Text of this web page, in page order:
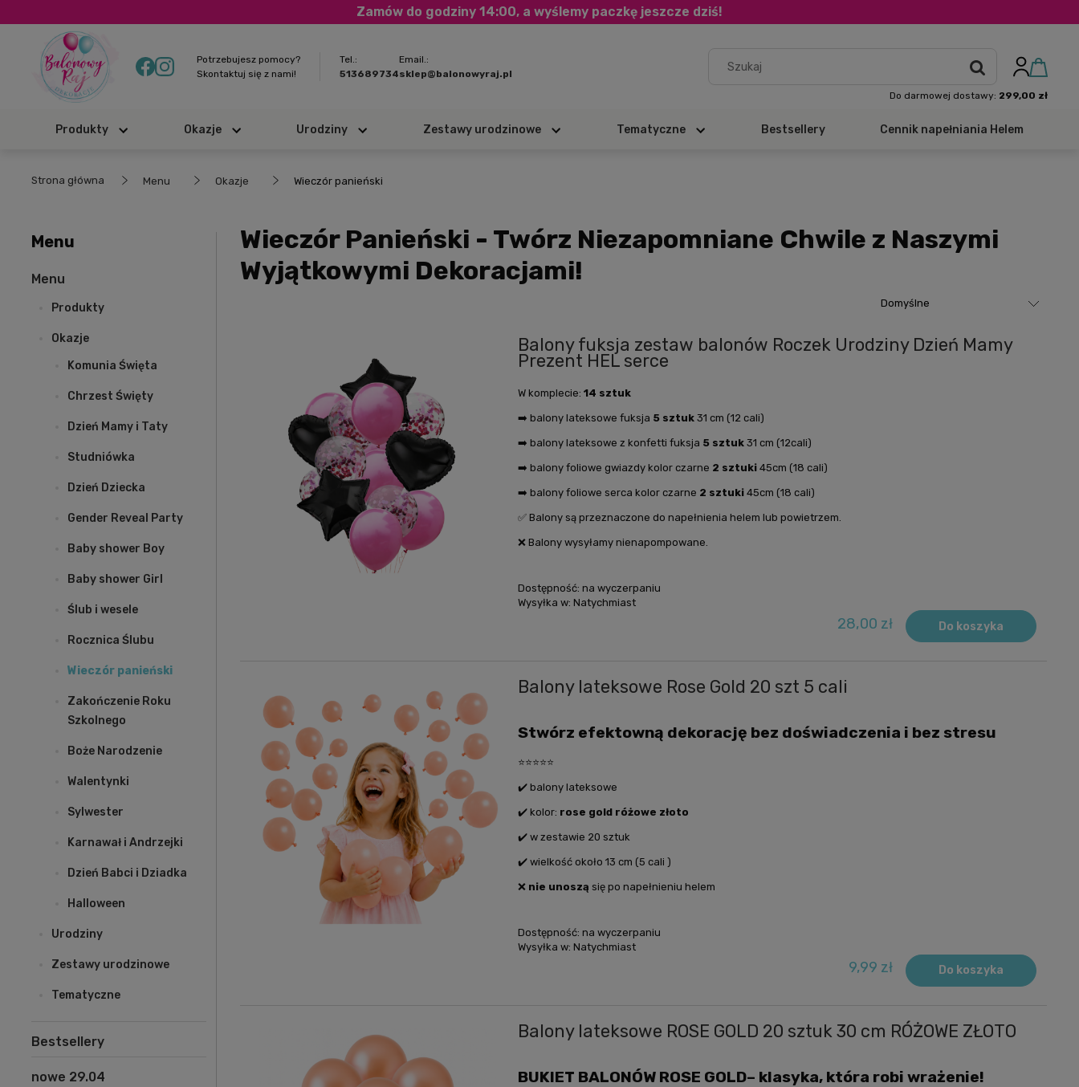
Zamów do godziny 14:00, a wyślemy paczkę jeszcze dziś!
Potrzebujesz pomocy?
Skontaktuj się z nami!
Tel.:
513689734
Email.:
sklep@balonowyraj.pl
Do darmowej dostawy: 299,00 zł
Produkty Okazje Urodziny Zestawy urodzinowe Tematyczne Bestsellery Cennik napełniania Helem
Strona główna Menu Okazje Wieczór panieński
Menu
Menu
Produkty
Okazje
Komunia Święta
Chrzest Święty
Dzień Mamy i Taty
Studniówka
Dzień Dziecka
Gender Reveal Party
Baby shower Boy
Baby shower Girl
Ślub i wesele
Rocznica Ślubu
Wieczór panieński
Zakończenie Roku
Szkolnego
Boże Narodzenie
Walentynki
Sylwester
Karnawał i Andrzejki
Dzień Babci i Dziadka
Halloween
Urodziny
Zestawy urodzinowe
Tematyczne
Bestsellery
nowe 29.04
Wieczór Panieński - Twórz Niezapomniane Chwile z Naszymi
Wyjątkowymi Dekoracjami!
Balony fuksja zestaw balonów Roczek Urodziny Dzień Mamy
Prezent HEL serce️
W komplecie:14 sztuk
➡️ balony lateksowe fuksja 5 sztuk 31 cm (12 cali)
➡️ balony lateksowe z konfetti fuksja 5 sztuk 31 cm (12cali)
➡️ balony foliowe gwiazdy kolor czarne 2 sztuki 45cm (18 cali)
➡️ balony foliowe serca kolor czarne 2 sztuki 45cm (18 cali)
✅ Balony są przeznaczone do napełnienia helem lub powietrzem.
❌ Balony wysyłamy nienapompowane.
Dostępność: na wyczerpaniu
Wysyłka w: Natychmiast
28,00 zł Do koszyka
Balony lateksowe Rose Gold 20 szt 5 cali
Stwórz efektowną dekorację bez doświadczenia i bez stresu
⭐️⭐️⭐️⭐️⭐️
✔️ balony lateksowe
✔️ kolor: rose gold różowe złoto
✔️ w zestawie 20 sztuk
✔️ wielkość około 13 cm (5 cali )
❌ nie unoszą się po napełnieniu helem
Dostępność: na wyczerpaniu
Wysyłka w: Natychmiast
9,99 zł Do koszyka
Balony lateksowe ROSE GOLD 20 sztuk 30 cm RÓŻOWE ZŁOTO
BUKIET BALONÓW ROSE GOLD– klasyka, która robi wrażenie!